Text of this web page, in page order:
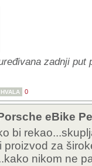
zadnji put
HVALA 0
eBike
bi
proizvod za
nikom ne